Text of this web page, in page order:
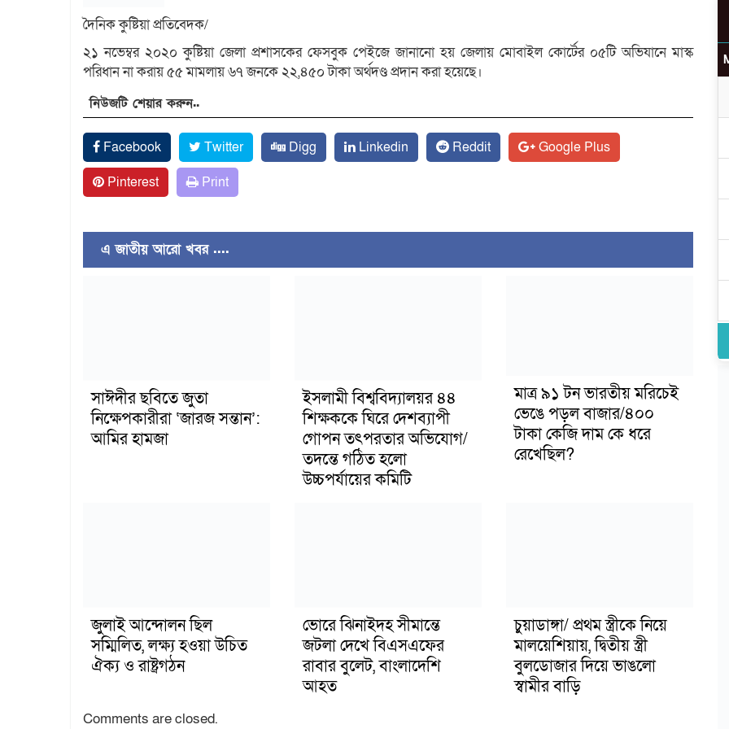
দৈনিক কুষ্টিয়া প্রতিবেদক/
২১ নভেম্বর ২০২০ কুষ্টিয়া জেলা প্রশাসকের ফেসবুক পেইজে জানানো হয় জেলায় মোবাইল কোর্টের ০৫টি অভিযানে মাস্ক
পরিধান না করায় ৫৫ মামলায় ৬৭ জনকে ২২,৪৫০ টাকা অর্থদণ্ড প্রদান করা হয়েছে।
নিউজটি শেয়ার করুন..
Facebook Twitter Digg Linkedin Reddit
Google Plus
Pinterest
Print
এ জাতীয় আরো খবর ....
সাঈদীর ছবিতে জুতা
নিক্ষেপকারীরা ‘জারজ সন্তান’:
আমির হামজা
ইসলামী বিশ্ববিদ্যালয়র ৪৪
শিক্ষককে ঘিরে দেশব্যাপী
গোপন তৎপরতার অভিযোগ/
তদন্তে গঠিত হলো
উচ্চপর্যায়ের কমিটি
মাত্র ৯১ টন ভারতীয় মরিচেই
ভেঙে পড়ল বাজার/৪০০
টাকা কেজি দাম কে ধরে
রেখেছিল?
জুলাই আন্দোলন ছিল
সম্মিলিত, লক্ষ্য হওয়া উচিত
ঐক্য ও রাষ্ট্রগঠন
ভোরে ঝিনাইদহ সীমান্তে
জটলা দেখে বিএসএফের
রাবার বুলেট, বাংলাদেশি
আহত
চুয়াডাঙ্গা/ প্রথম স্ত্রীকে নিয়ে
মালয়েশিয়ায়, দ্বিতীয় স্ত্রী
বুলডোজার দিয়ে ভাঙলো
স্বামীর বাড়ি
Comments are closed.